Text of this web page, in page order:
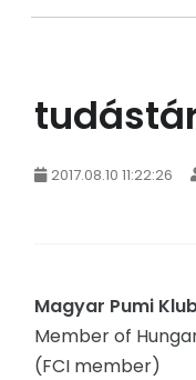
2017.08.10 11:22:26
Magyar Pumi
Member of
(FCI member)